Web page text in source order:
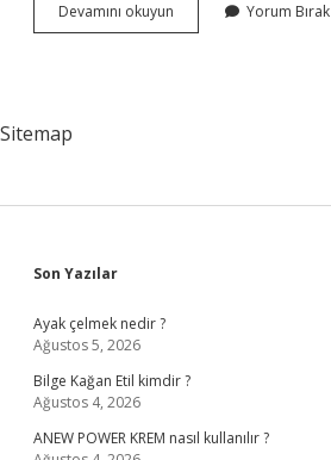
Devamını okuyun
Abluka
Yorum Bırak
Sitemap
Sidebar
Son Yazılar
Ayak çelmek nedir ?
Ağustos 5, 2026
Bilge Kağan Etil kimdir ?
Ağustos 4, 2026
ANEW POWER KREM nasıl kullanılır ?